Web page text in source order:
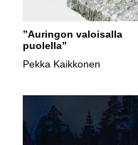
”Auringon valoisalla
puolella”
Pekka Kaikkonen